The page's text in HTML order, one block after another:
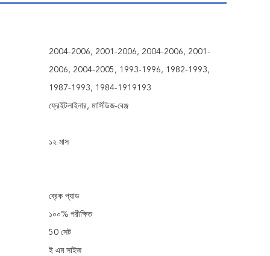
2004-2006, 2001-2006, 2004-2006, 2001-
2006, 2004-2005, 1993-1996, 1982-1993,
1987-1993, 1984-1919193
ফ্রেইটলাইনার, মার্সিডিজ-বেঞ্জ
১২ মাস
ব্রেক প্যাড
১০০% পরীক্ষিত
50 সেট
ই এম সাইজ